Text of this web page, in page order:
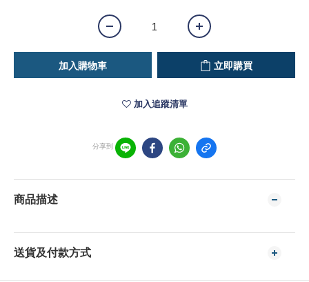
加入購物車 立即購買
加入追蹤清單
分享到
商品描述
送貨及付款方式